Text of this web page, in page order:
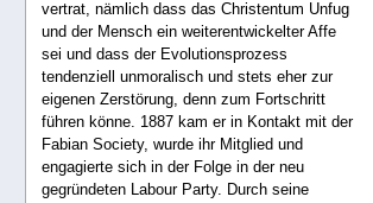
vertrat, nämlich dass das Christentum Unfug
und der Mensch ein weiterentwickelter Affe
sei und dass der Evolutionsprozess
tendenziell unmoralisch und stets eher zur
eigenen Zerstörung, denn zum Fortschritt
führen könne. 1887 kam er in Kontakt mit der
Fabian Society, wurde ihr Mitglied und
engagierte sich in der Folge in der neu
gegründeten Labour Party. Durch seine